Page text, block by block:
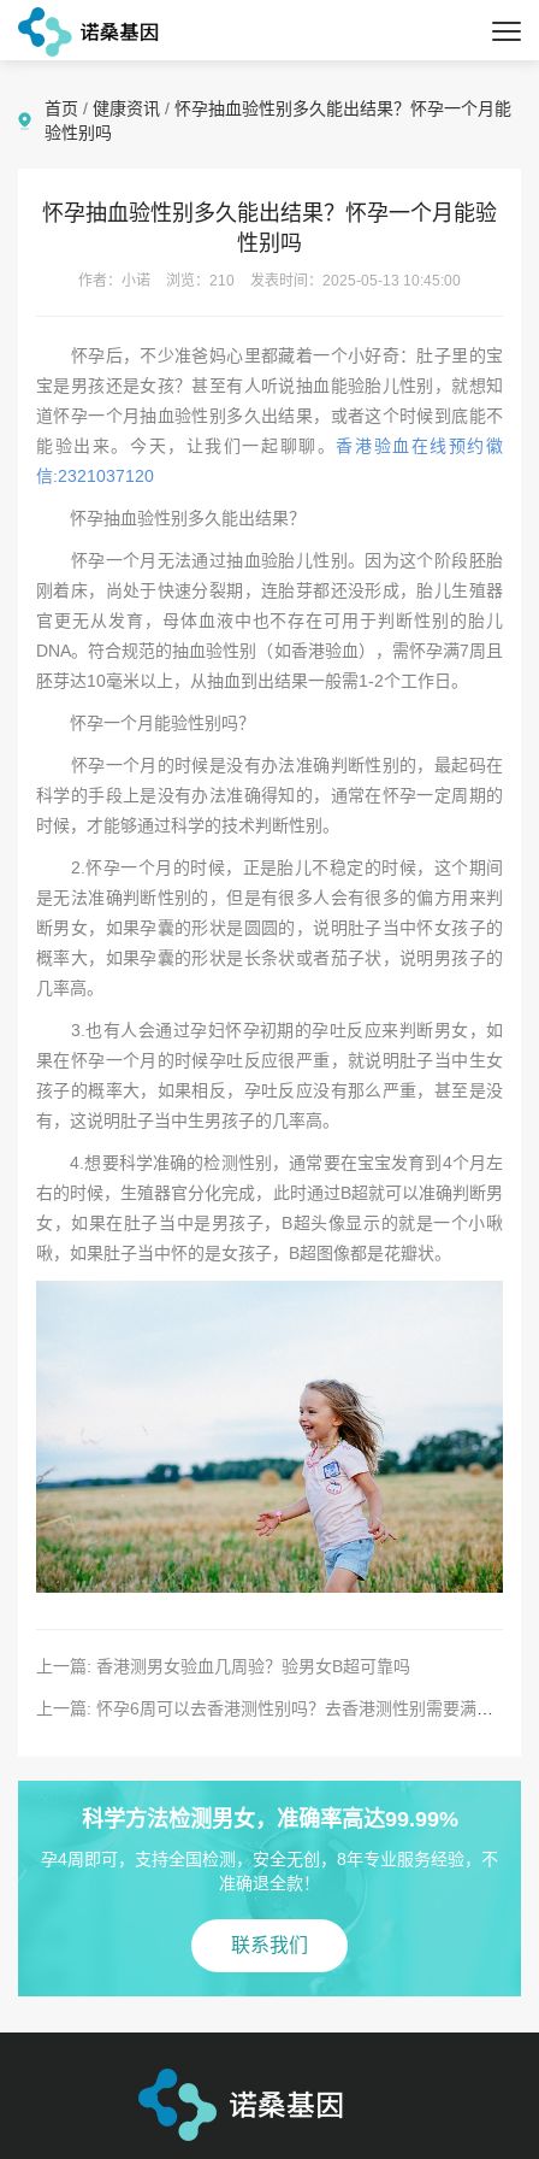
首页 / 健康资讯 / 怀孕抽血验性别多久能出结果？怀孕一个月能
验性别吗
怀孕抽血验性别多久能出结果？怀孕一个月能验
性别吗
作者：小诺 浏览：210 发表时间：2025-05-13 10:45:00
怀孕后，不少准爸妈心里都藏着一个小好奇：肚子里的宝
宝是男孩还是女孩？甚至有人听说抽血能验胎儿性别，就想知
道怀孕一个月抽血验性别多久出结果，或者这个时候到底能不
能验出来。今天，让我们一起聊聊。香港验血在线预约徽
信:2321037120
怀孕抽血验性别多久能出结果？
怀孕一个月无法通过抽血验胎儿性别。因为这个阶段胚胎
刚着床，尚处于快速分裂期，连胎芽都还没形成，胎儿生殖器
官更无从发育，母体血液中也不存在可用于判断性别的胎儿
DNA。符合规范的抽血验性别（如香港验血），需怀孕满7周且
胚芽达10毫米以上，从抽血到出结果一般需1-2个工作日。
怀孕一个月能验性别吗？
怀孕一个月的时候是没有办法准确判断性别的，最起码在
科学的手段上是没有办法准确得知的，通常在怀孕一定周期的
时候，才能够通过科学的技术判断性别。
2.怀孕一个月的时候，正是胎儿不稳定的时候，这个期间
是无法准确判断性别的，但是有很多人会有很多的偏方用来判
断男女，如果孕囊的形状是圆圆的，说明肚子当中怀女孩子的
概率大，如果孕囊的形状是长条状或者茄子状，说明男孩子的
几率高。
3.也有人会通过孕妇怀孕初期的孕吐反应来判断男女，如
果在怀孕一个月的时候孕吐反应很严重，就说明肚子当中生女
孩子的概率大，如果相反，孕吐反应没有那么严重，甚至是没
有，这说明肚子当中生男孩子的几率高。
4.想要科学准确的检测性别，通常要在宝宝发育到4个月左
右的时候，生殖器官分化完成，此时通过B超就可以准确判断男
女，如果在肚子当中是男孩子，B超头像显示的就是一个小啾
啾，如果肚子当中怀的是女孩子，B超图像都是花瓣状。
上一篇: 香港测男女验血几周验？验男女B超可靠吗
科学方法检测男女，准确率高达99.99%
孕4周即可，支持全国检测，安全无创，8年专业服务经验，不
准确退全款！
联系我们